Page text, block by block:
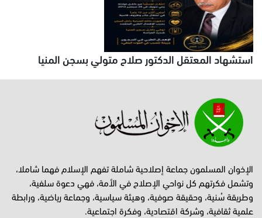
استشهاد المعتقل الدكتور صلاح متولي بسجن المنيا
الإخوان المسلمون جماعة إصلاحية شاملة تفهم الإسلام فهما شاملا،
وتشمل فكرتهم كل نواحي الإصلاح في الأمة، فهي دعوة سلفية،
وطريقة سُنية، وحقيقة صوفية، وهيئة سياسية، وجماعة رياضية، ورابطة
علمية ثقافية، وشركة اقتصادية، وفكرة اجتماعية.